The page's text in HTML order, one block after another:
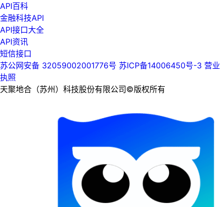
API百科
金融科技API
API接口大全
API资讯
短信接口
苏公网安备 32059002001776号 苏ICP备14006450号-3 营业
执照
天聚地合（苏州）科技股份有限公司©版权所有